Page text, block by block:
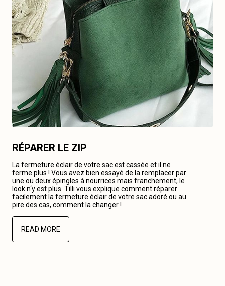
RÉPARER LE ZIP
La fermeture éclair de votre sac est cassée et il ne
ferme plus ! Vous avez bien essayé de la remplacer par
une ou deux épingles à nourrices mais franchement, le
look n‘y est plus. Tilli vous explique comment réparer
facilement la fermeture éclair de votre sac adoré ou au
pire des cas, comment la changer !
READ MORE